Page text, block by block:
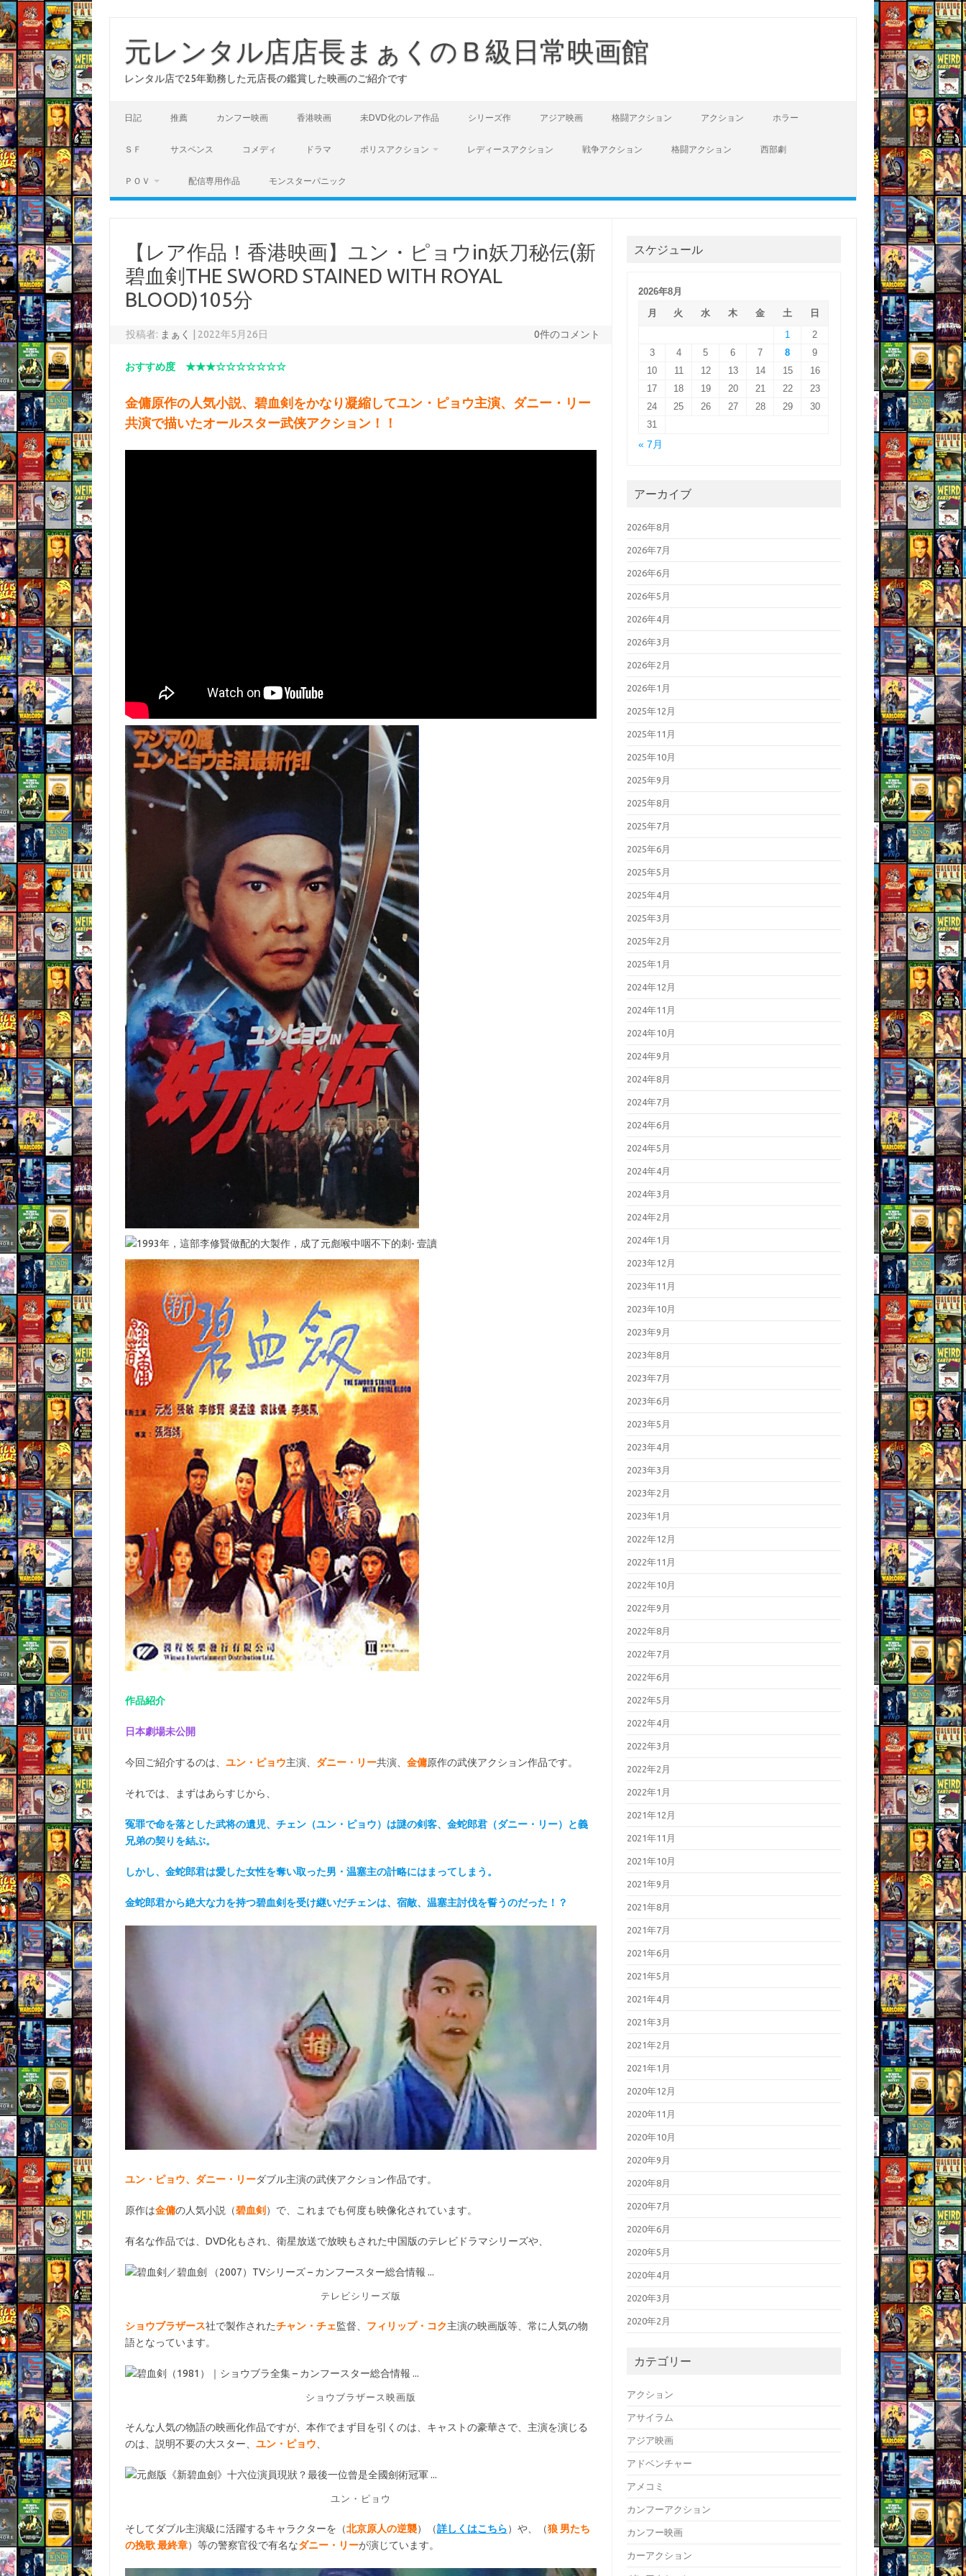
元レンタル店店長まぁくのＢ級日常映画館
レンタル店で25年勤務した元店長の鑑賞した映画のご紹介です
日記 推薦 カンフー映画 香港映画 未DVD化のレア作品 シリーズ作 アジア映画 格闘アクション アクション ホラー
ＳＦ サスペンス コメディ ドラマ ポリスアクション レディースアクション 戦争アクション 格闘アクション 西部劇
ＰＯＶ 配信専用作品 モンスターパニック
【レア作品！香港映画】ユン・ピョウin妖刀秘伝(新
碧血剣THE SWORD STAINED WITH ROYAL
BLOOD)105分
投稿者: まぁく 2022年5月26日 0件のコメント
おすすめ度 ★★★☆☆☆☆☆☆☆
金傭原作の人気小説、碧血剣をかなり凝縮してユン・ピョウ主演、ダニー・リー
共演で描いたオールスター武侠アクション！！
作品紹介
日本劇場未公開
今回ご紹介するのは、 ユン・ピョウ主演、 ダニー・リー共演、 金傭原作の武侠アクション作品です。
それでは、まずはあらすじから、
冤罪で命を落とした武将の遺児、チェン（ユン・ピョウ）は謎の剣客、金蛇郎君（ダニー・リー）と義
兄弟の契りを結ぶ。
しかし、金蛇郎君は愛した女性を奪い取った男・温塞主の計略にはまってしまう。
金蛇郎君から絶大な力を持つ碧血剣を受け継いだチェンは、宿敵、温塞主討伐を誓うのだった！？
ユン・ピョウ、ダニー・リーダブル主演の武侠アクション作品です。
原作は金傭の人気小説（碧血剣 ）で、これまでも何度も映像化されています。
有名な作品では、DVD化もされ、衛星放送で放映もされた中国版のテレビドラマシリーズや、
テレビシリーズ版
ショウブラザース社で製作されたチャン・チェ監督、 フィリップ・コク主演の映画版等、常に人気の物
語となっています。
ショウブラザース映画版
そんな人気の物語の映画化作品ですが、本作でまず目を引くのは、キャストの豪華さで、主演を演じる
のは、説明不要の大スター、 ユン・ピョウ
ユン・ピョウ
そしてダブル主演級に活躍するキャラクターを（北京原人の逆襲）（詳しくはこちら）や、（狼 男たち
の挽歌 最終章）等の警察官役で有名なダニー・リーが演じています。
スケジュール
2026年8月
月
火 水 木 金 土
日
1
2
3
4 5 6 7 8
9
10
11 12 13 14 15
16
17
18 19 20 21 22
23
24
25 26 27 28 29
30
31
« 7月
アーカイブ
2026年8月
2026年7月
2026年6月
2026年5月
2026年4月
2026年3月
2026年2月
2026年1月
2025年12月
2025年11月
2025年10月
2025年9月
2025年8月
2025年7月
2025年6月
2025年5月
2025年4月
2025年3月
2025年2月
2025年1月
2024年12月
2024年11月
2024年10月
2024年9月
2024年8月
2024年7月
2024年6月
2024年5月
2024年4月
2024年3月
2024年2月
2024年1月
2023年12月
2023年11月
2023年10月
2023年9月
2023年8月
2023年7月
2023年6月
2023年5月
2023年4月
2023年3月
2023年2月
2023年1月
2022年12月
2022年11月
2022年10月
2022年9月
2022年8月
2022年7月
2022年6月
2022年5月
2022年4月
2022年3月
2022年2月
2022年1月
2021年12月
2021年11月
2021年10月
2021年9月
2021年8月
2021年7月
2021年6月
2021年5月
2021年4月
2021年3月
2021年2月
2021年1月
2020年12月
2020年11月
2020年10月
2020年9月
2020年8月
2020年7月
2020年6月
2020年5月
2020年4月
2020年3月
2020年2月
カテゴリー
アクション
アサイラム
アジア映画
アドベンチャー
アメコミ
カンフーアクション
カンフー映画
カーアクション